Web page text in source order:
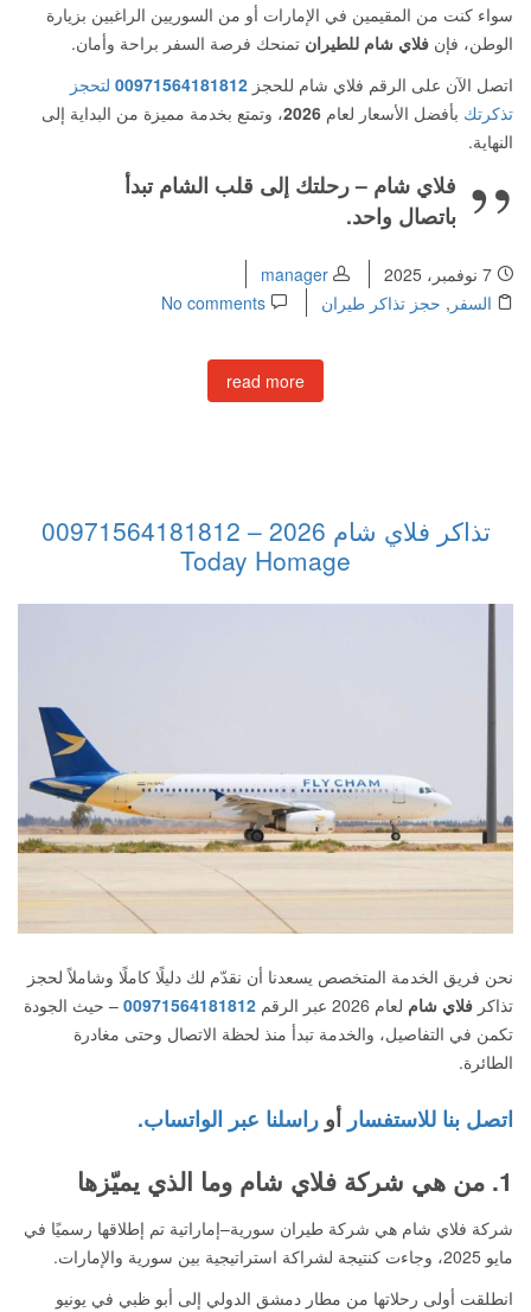
سواء كنت من المقيمين في الإمارات أو من السوريين الراغبين بزيارة
الوطن، فإن فلاي شام للطيران تمنحك فرصة السفر براحة وأمان.
اتصل الآن على الرقم فلاي شام للحجز 00971564181812 لتحجز
تذكرتك بأفضل الأسعار لعام 2026، وتمتع بخدمة مميزة من البداية إلى
النهاية.
فلاي شام – رحلتك إلى قلب الشام تبدأ
باتصال واحد.
manager
السفر , حجز تذاكر طيران No comments
read more
تذاكر فلاي شام 2026 – 00971564181812
Today Homage
نحن فريق الخدمة المتخصص يسعدنا أن نقدّم لك دليلًا كاملًا وشاملاً لحجز
تذاكر فلاي شام لعام 2026 عبر الرقم 00971564181812 – حيث الجودة
تكمن في التفاصيل، والخدمة تبدأ منذ لحظة الاتصال وحتى مغادرة
الطائرة.
اتصل بنا للاستفسار أو راسلنا عبر الواتساب.
1. من هي شركة فلاي شام وما الذي يميّزها
شركة فلاي شام هي شركة طيران سورية–إماراتية تم إطلاقها رسميًا في
مايو 2025، وجاءت كنتيجة لشراكة استراتيجية بين سورية والإمارات.
انطلقت أولى رحلاتها من مطار دمشق الدولي إلى أبو ظبي في يونيو